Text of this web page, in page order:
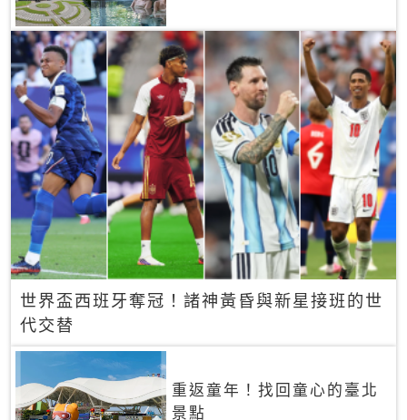
世界盃西班牙奪冠！諸神黃昏與新星接班的世
代交替
重返童年！找回童心的臺北
景點